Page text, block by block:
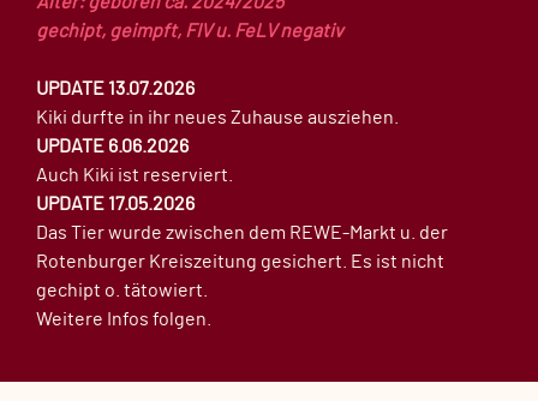
gechipt, geimpft, FIV u. FeLV negativ
UPDATE 13.07.2026
Kiki durfte in ihr neues Zuhause ausziehen.
UPDATE 6.06.2026
Auch Kiki ist reserviert.
UPDATE 17.05.2026
Das Tier wurde zwischen dem REWE-Markt u. der
Rotenburger Kreiszeitung gesichert. Es ist nicht
gechipt o. tätowiert.
Weitere Infos folgen.